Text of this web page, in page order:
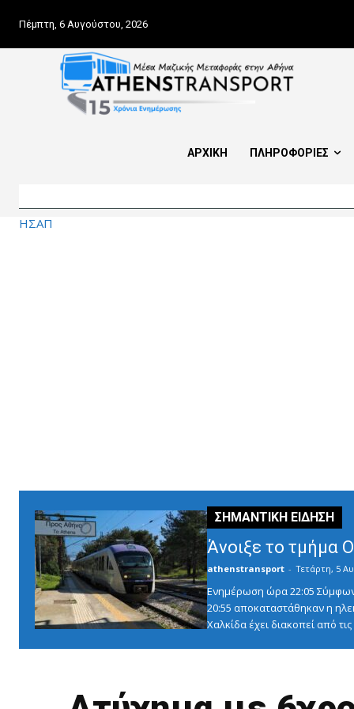
Πέμπτη, 6 Αυγούστου, 2026
ΑΡΧΙΚΗ ΠΛΗΡΟΦΟΡΙΕΣ
ΗΣΑΠ
Άνοιξε το τμήμα
athenstransport - Τετάρτη, 5
Ενημέρωση ώρα 22:05
20:55 αποκαταστάθηκαν η
Χαλκίδα έχει διακοπεί από τις